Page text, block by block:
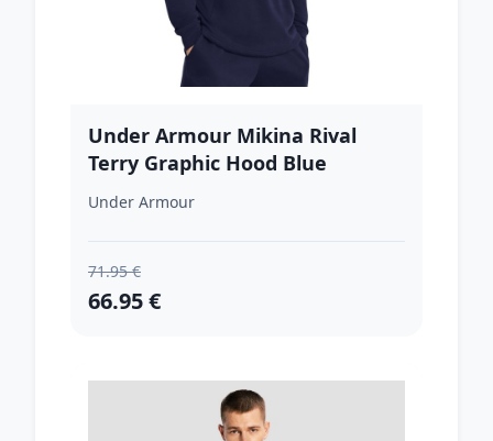
Under Armour Mikina Rival
Terry Graphic Hood Blue
XXLXXL
Under Armour
71.95 €
66.95 €